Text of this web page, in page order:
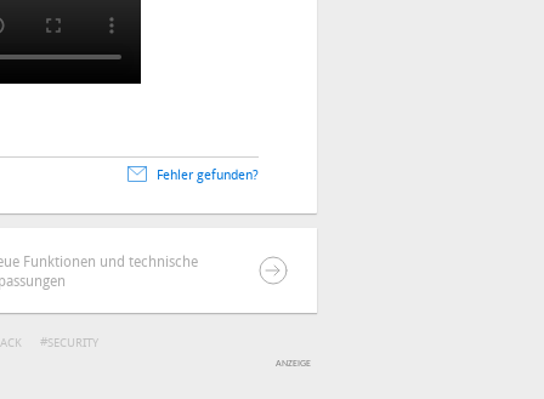
Fehler gefunden?
Funktionen und technische
SECURITY